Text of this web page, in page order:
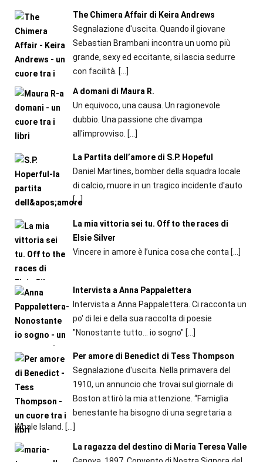
The Chimera Affair di Keira Andrews
Segnalazione d'uscita. Quando il giovane
Sebastian Brambani incontra un uomo più
grande, sexy ed eccitante, si lascia sedurre
con facilità. […]
A domani di Maura R.
Un equivoco, una causa. Un ragionevole
dubbio. Una passione che divampa
all'improvviso. […]
La Partita dell’amore di S.P. Hopeful
Daniel Martines, bomber della squadra locale
di calcio, muore in un tragico incidente d'auto
[…]
La mia vittoria sei tu. Off to the races di
Elsie Silver
Vincere in amore è l’unica cosa che conta […]
Intervista a Anna Pappalettera
Intervista a Anna Pappalettera. Ci racconta un
po' di lei e della sua raccolta di poesie
"Nonostante tutto... io sogno" […]
Per amore di Benedict di Tess Thompson
Segnalazione d'uscita. Nella primavera del
1910, un annuncio che trovai sul giornale di
Boston attirò la mia attenzione. “Famiglia
benestante ha bisogno di una segretaria a
Whale Island. […]
La ragazza del destino di Maria Teresa Valle